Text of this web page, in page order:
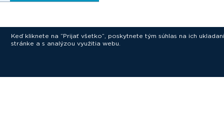
Keď kliknete na “Prijať všetko”, poskytnete tým súhlas na ich
stránke a s analýzou využitia webu.